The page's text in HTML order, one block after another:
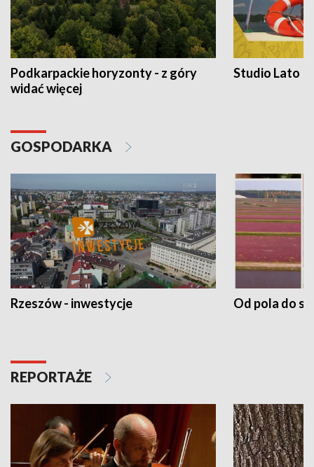
Podkarpackie horyzonty - z góry
widać więcej
Studio Lato
GOSPODARKA
Rzeszów - inwestycje Od pola do
REPORTAŻE